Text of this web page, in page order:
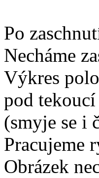
Po
Necháme
Výkres
pod
(smyje se i
Pracujeme
Obrázek